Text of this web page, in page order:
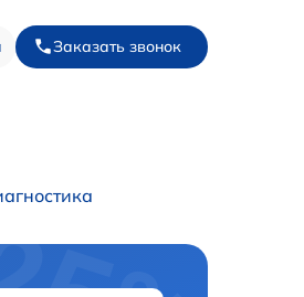
Заказать звонок